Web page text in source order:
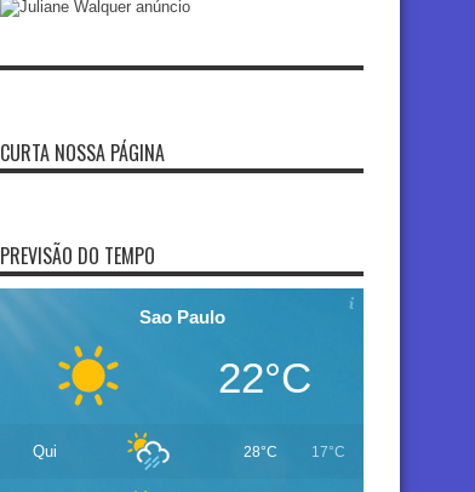
CURTA NOSSA PÁGINA
PREVISÃO DO TEMPO
Sao Paulo
22°C
Qui 28°C 17°C